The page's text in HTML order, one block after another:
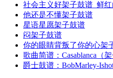
社会主义好架子鼓谱_鲜
他还是不懂架子鼓谱
星语星愿架子鼓谱
闷架子鼓谱
你的眼睛背叛了你的心架
歌曲简谱：Casablanca（架
爵士鼓谱：BobMarley-